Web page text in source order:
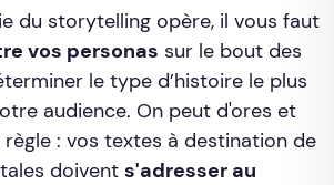
du storytelling opère, il vous faut
vos personas sur le bout des
le type d’histoire le plus
audience. On peut d'ores et
: vos textes à destination de
doivent s'adresser au